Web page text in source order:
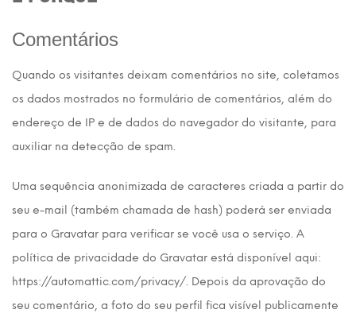
Comentários
Quando os visitantes deixam comentários no site, coletamos
os dados mostrados no formulário de comentários, além do
endereço de IP e de dados do navegador do visitante, para
auxiliar na detecção de spam.
Uma sequência anonimizada de caracteres criada a partir do
seu e-mail (também chamada de hash) poderá ser enviada
para o Gravatar para verificar se você usa o serviço. A
política de privacidade do Gravatar está disponível aqui:
https://automattic.com/privacy/. Depois da aprovação do
seu comentário, a foto do seu perfil fica visível publicamente